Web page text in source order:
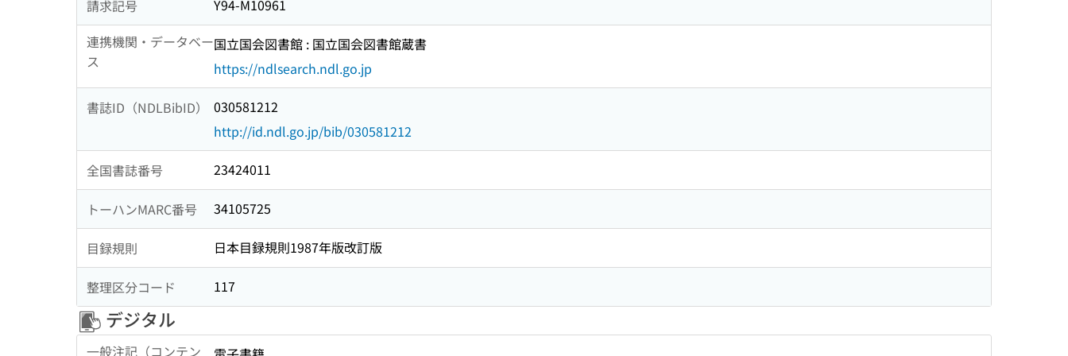
請求記号
Y94-M10961
連携機関・データベー
ス
国立国会図書館 : 国立国会図書館蔵書
https://ndlsearch.ndl.go.jp
書誌ID（NDLBibID）
030581212
http://id.ndl.go.jp/bib/030581212
全国書誌番号 23424011
トーハンMARC番号 34105725
目録規則 日本目録規則1987年版改訂版
整理区分コード 117
デジタル
一般注記（コンテン